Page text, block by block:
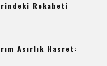
Rekabeti
Asırlık Hasret: